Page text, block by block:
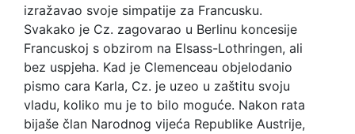
izražavao svoje simpatije za Francusku.
Svakako je Cz. zagovarao u Berlinu koncesije
Francuskoj s obzirom na Elsass-Lothringen, ali
bez uspjeha. Kad je Clemenceau objelodanio
pismo cara Karla, Cz. je uzeo u zaštitu svoju
vladu, koliko mu je to bilo moguće. Nakon rata
bijaše član Narodnog vijeća Republike Austrije,